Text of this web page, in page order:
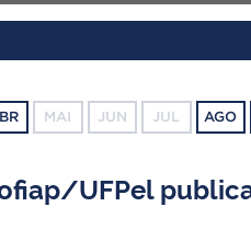
MAI JUN JUL AGO
UFPel